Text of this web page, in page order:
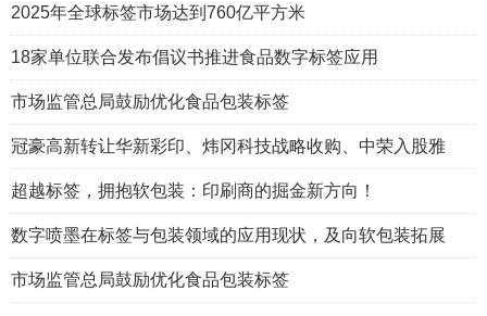
2025年全球标签市场达到760亿平方米
18家单位联合发布倡议书推进食品数字标签应用
市场监管总局鼓励优化食品包装标签
冠豪高新转让华新彩印、炜冈科技战略收购、中荣入股雅
超越标签，拥抱软包装：印刷商的掘金新方向！
数字喷墨在标签与包装领域的应用现状，及向软包装拓展
市场监管总局鼓励优化食品包装标签